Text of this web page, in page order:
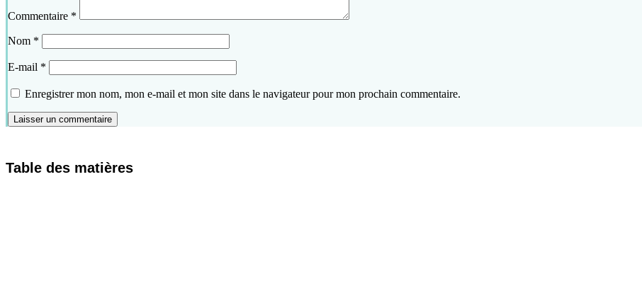
Commentaire *
Nom *
E-mail *
Enregistrer mon nom, mon e-mail et mon site dans le navigateur pour mon prochain commentaire.
Table des matières